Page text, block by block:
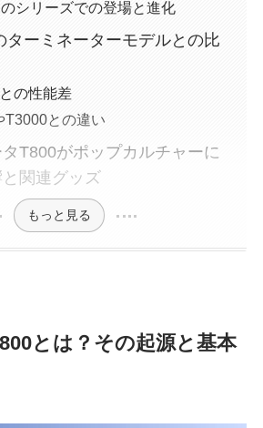
シリーズでの登場と進化
ターミネーターモデルとの比
の性能差
T3000との違い
T800がポップカルチャーに
関連グッズ
もっと見る
とは？その起源と基本